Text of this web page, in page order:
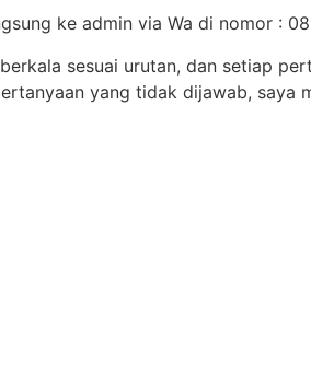
ke admin via Wa di nomor :
sesuai urutan, dan setiap
yang tidak dijawab,